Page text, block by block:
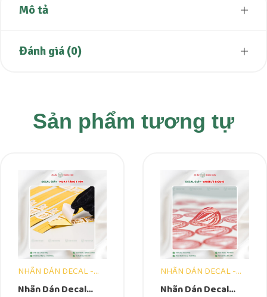
Mô tả
Đánh giá (0)
Sản phẩm tương tự
NHÃN DÁN DECAL -
DẠNG TỜ
Nhãn Dán Decal
NHÃN DÁN DECAL -
DẠNG TỜ
Nhãn Dán Decal